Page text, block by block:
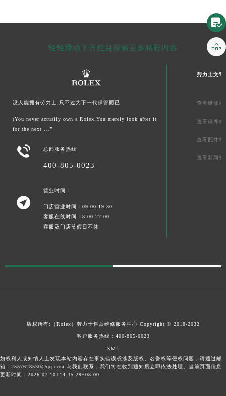
轻轻滑动下方栏目探索更多精彩内容
没人能拥有劳力士,只不过为下一代保管而已
(You never actually own a Rolex.You merely look after it
for the next ...”
 总部服务热线
400-805-0023

营业时间：
门店营业时间：09:00-19:30
客服在线时间：8:00-22:00
客服及门店节假日不休
劳力士文章
查看维修相
查看保养相
查看配件相
查看新闻资
版权所有:（Rolex） 劳力士售后维修服务中心 Copyright © 2018-2032
客户服务热线： 400-805-0023
XML
如权利人或知情人士发现本站内容存在事实错误或涉及版权、名誉权等侵权问题，请通过邮
箱：2557628530@qq.com 与我们联系，我们将在收到通知后立即依法处理。当前页面信息
更新时间：2026-07-10T14:35:29+08:00

